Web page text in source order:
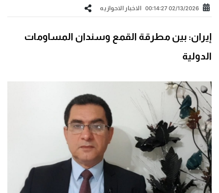
02/13/2026 00:14:27 الاخبار الاحوازیه
إيران: بين مطرقة القمع وسندان المساومات
الدولية